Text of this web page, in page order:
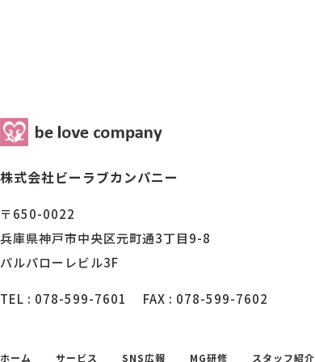
株式会社ビーラブカンパニー
〒650-0022
兵庫県神戸市中央区元町通3丁目9-8
パルパローレビル3F
TEL : 078-599-7601 FAX : 078-599-7602
ホーム サービス SNS広報 MG研修 スタッフ紹介